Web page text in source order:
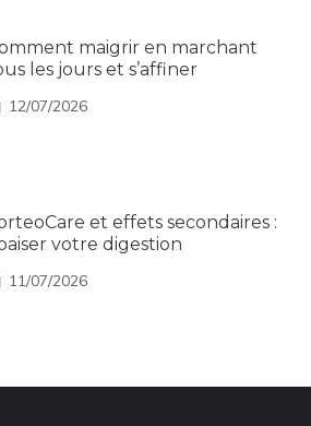
maigrir en marchant
les jours et s’affiner
12/07/2026
et effets secondaires :
votre digestion
11/07/2026